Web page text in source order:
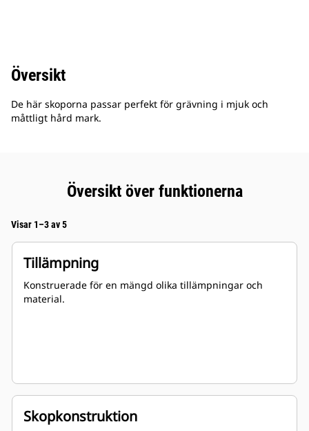
Översikt
De här skoporna passar perfekt för grävning i mjuk och
måttligt hård mark.
Översikt över funktionerna
Visar 1–3 av 5
Tillämpning
Konstruerade för en mängd olika tillämpningar och
material.
Skopkonstruktion